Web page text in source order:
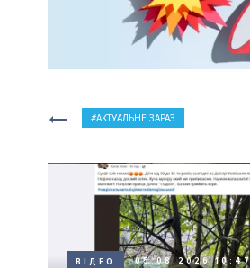
АКТУАЛЬНЕ ЗАРАЗ
ВІДЕО 05.08.2026 10:47